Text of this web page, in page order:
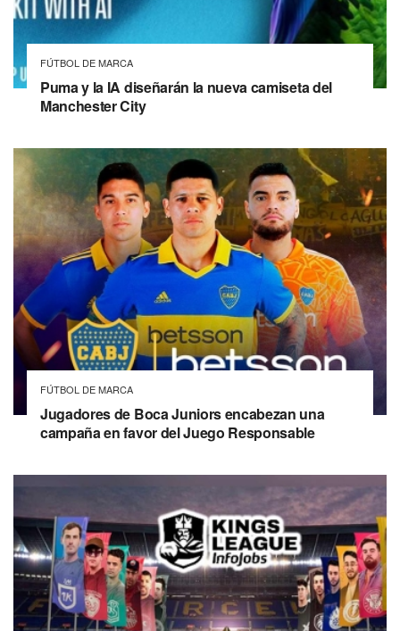
FÚTBOL DE MARCA
Puma y la IA diseñarán la nueva camiseta del
Manchester City
FÚTBOL DE MARCA
Jugadores de Boca Juniors encabezan una
campaña en favor del Juego Responsable